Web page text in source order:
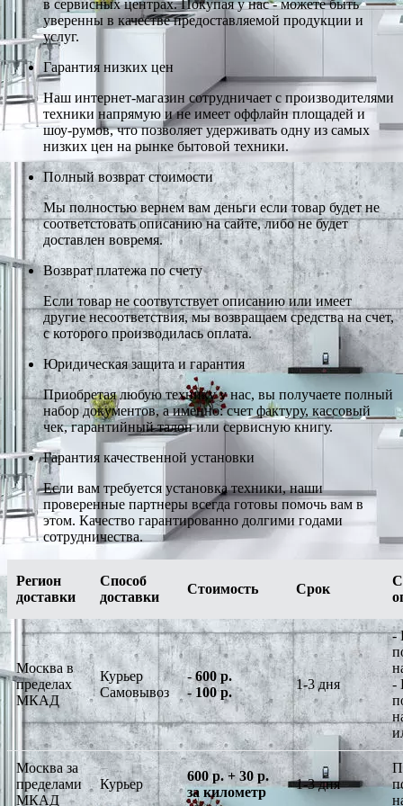
в сервисных центрах. Покупая у нас - можете быть
уверенны в качестве предоставляемой продукции и
услуг.
Гарантия низких цен
Наш интернет-магазин сотрудничает с производителями
техники напрямую и не имеет оффлайн площадей и
шоу-румов, что позволяет удерживать одну из самых
низких цен на рынке бытовой техники.
Полный возврат стоимости
Мы полностью вернем вам деньги если товар будет не
соответстовать описанию на сайте, либо не будет
доставлен вовремя.
Возврат платежа по счету
Если товар не соотвутствует описанию или имеет
другие несоответствия, мы возвращаем средства на счет,
с которого производилась оплата.
Юридическая защита и гарантия
Приобретая любую технику у нас, вы получаете полный
набор документов, а именно: счет фактуру, кассовый
чек, гарантийный талон или сервисную книгу.
Гарантия качественной установки
Если вам требуется установка техники, наши
проверенные партнеры всегда готовы помочь вам в
этом. Качество гарантированно долгими годами
сотрудничества.
Регион
доставки
Способ
доставки
Стоимость Срок
Москва в
пределах
МКАД
Курьер
Самовывоз
-600 р.
-100 р.
1-3 дня
-
-
Москва за
пределами
МКАД
Курьер
600 р. + 30 р.
за километр
1-3 дня